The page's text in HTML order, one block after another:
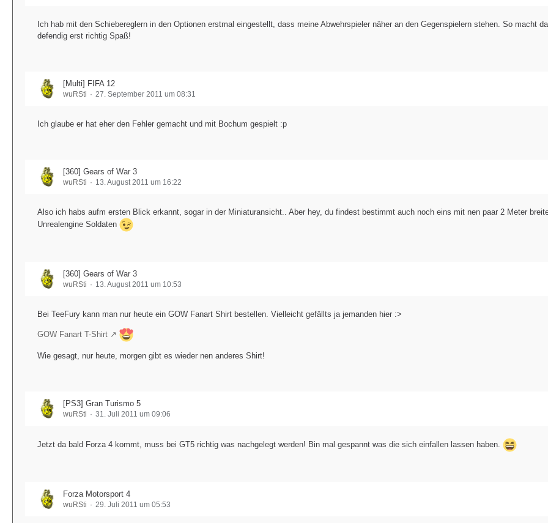
Ich hab mit den Schiebereglern in den Optionen erstmal eingestellt, dass meine Abwehrspieler näher an den Gegenspielern stehen. So macht
defendig erst richtig Spaß!
[Multi] FIFA 12
wuRSti 27. September 2011 um 08:31
Ich glaube er hat eher den Fehler gemacht und mit Bochum gespielt :p
[360] Gears of War 3
wuRSti 13. August 2011 um 16:22
Also ich habs aufm ersten Blick erkannt, sogar in der Miniaturansicht.. Aber hey, du findest bestimmt auch noch eins mit nen paar 2 Meter
Unrealengine Soldaten
[360] Gears of War 3
wuRSti 13. August 2011 um 10:53
Bei TeeFury kann man nur heute ein GOW Fanart Shirt bestellen. Vielleicht gefällts ja jemanden hier :>
GOW Fanart T-Shirt
Wie gesagt, nur heute, morgen gibt es wieder nen anderes Shirt!
[PS3] Gran Turismo 5
wuRSti 31. Juli 2011 um 09:06
Jetzt da bald Forza 4 kommt, muss bei GT5 richtig was nachgelegt werden! Bin mal gespannt was die sich einfallen lassen haben.
Forza Motorsport 4
wuRSti 29. Juli 2011 um 05:53